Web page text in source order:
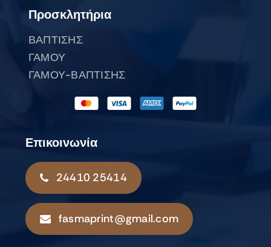
Προσκλητήρια
ΒΑΠΤΙΣΗΣ
ΓΑΜΟΥ
ΓΑΜΟΥ-ΒΑΠΤΙΣΗΣ
Επικοινωνία
24410 25414
fasmaprint@gmail.com